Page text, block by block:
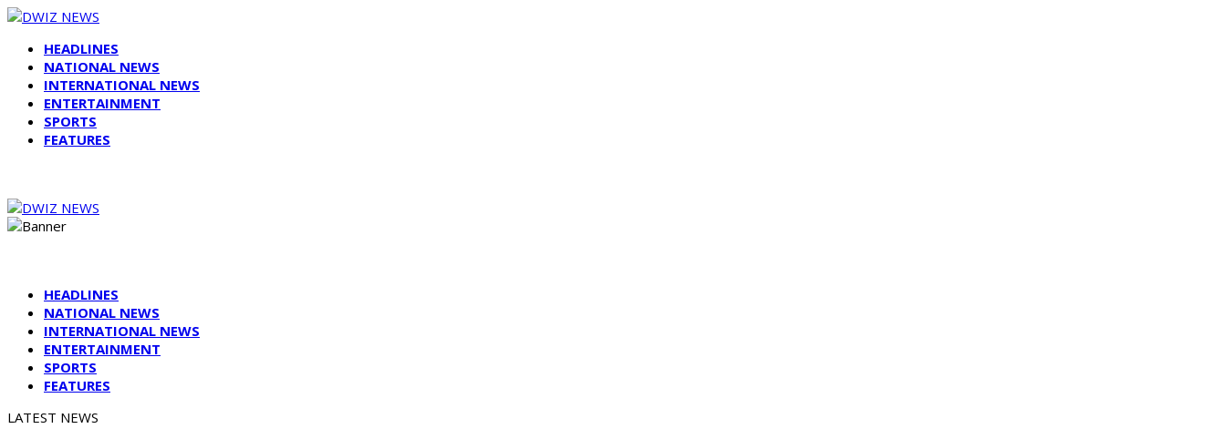
HEADLINES
NATIONAL NEWS
INTERNATIONAL NEWS
ENTERTAINMENT
SPORTS
FEATURES
HEADLINES
NATIONAL NEWS
INTERNATIONAL NEWS
ENTERTAINMENT
SPORTS
FEATURES
LATEST NEWS